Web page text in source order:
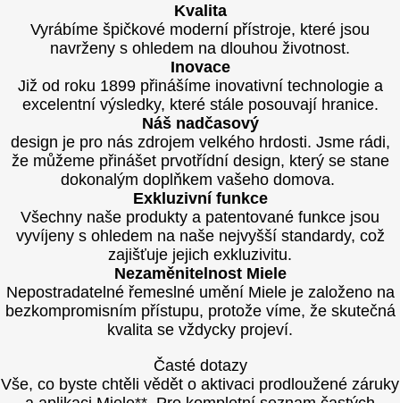
Kvalita
Vyrábíme špičkové moderní přístroje, které jsou
navrženy s ohledem na dlouhou životnost.
Inovace
Již od roku 1899 přinášíme inovativní technologie a
excelentní výsledky, které stále posouvají hranice.
Náš nadčasový
design je pro nás zdrojem velkého hrdosti. Jsme rádi,
že můžeme přinášet prvotřídní design, který se stane
dokonalým doplňkem vašeho domova.
Exkluzivní funkce
Všechny naše produkty a patentované funkce jsou
vyvíjeny s ohledem na naše nejvyšší standardy, což
zajišťuje jejich exkluzivitu.
Nezaměnitelnost Miele
Nepostradatelné řemeslné umění Miele je založeno na
bezkompromisním přístupu, protože víme, že skutečná
kvalita se vždycky projeví.
Časté dotazy
Vše, co byste chtěli vědět o aktivaci prodloužené záruky